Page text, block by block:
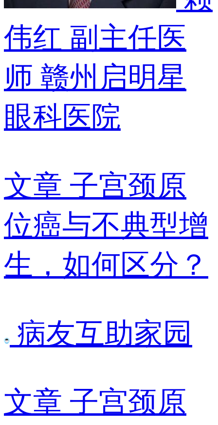
伟红 副主任医
师 赣州启明星
眼科医院
文章 子宫颈原
位癌与不典型增
生，如何区分？
病友互助家园
文章 子宫颈原